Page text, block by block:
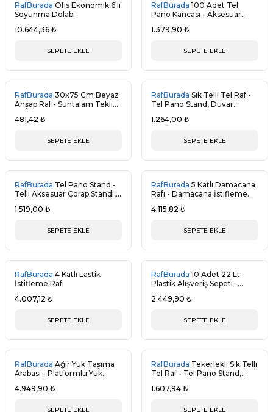
RafBurada
Soyunma Dolabı
10.644,36 ₺
SEPETE EKLE
RafBurada
Pano Kancası - Aksesuar
1.379,90 ₺
SEPETE EKLE
RafBurada
Ahşap Raf - Suntalam Tekli
481,42 ₺
SEPETE EKLE
RafBurada
Tel Pano Stand, Duvar
1.264,00 ₺
SEPETE EKLE
RafBurada
Telli Aksesuar Çorap Standı,
1.519,00 ₺
SEPETE EKLE
RafBurada
Rafı - Damacana İstifleme
4.115,82 ₺
SEPETE EKLE
RafBurada
İstifleme Rafı
4.007,12 ₺
SEPETE EKLE
RafBurada
Plastik Alışveriş Sepeti -
2.449,90 ₺
SEPETE EKLE
RafBurada
Arabası - Platformlu Yük
4.949,90 ₺
SEPETE EKLE
RafBurada
Tel Raf - Tel Pano Stand,
1.607,94 ₺
SEPETE EKLE